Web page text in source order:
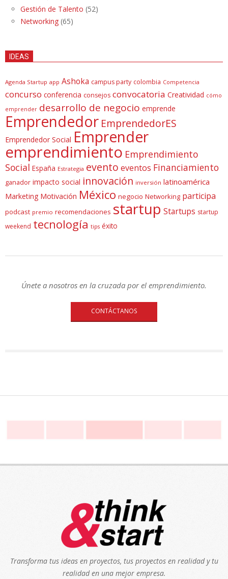
Gestión de Talento (52)
Networking (65)
IDEAS
Agenda Startup app Ashoka campus party colombia Competencia
concurso conferencia consejos convocatoria Creatividad cómo
emprender desarrollo de negocio emprende
Emprendedor EmprendedorES
Emprendedor Social Emprender
emprendimiento Emprendimiento
Social España Estrategia evento eventos Financiamiento
ganador impacto social innovación inversión latinoamérica
Marketing Motivación México negocio Networking participa
podcast premio recomendaciones startup Startups startup
weekend tecnología tips éxito
Únete a nosotros en la cruzada por el emprendimiento.
CONTÁCTANOS
Transforma tus ideas en proyectos, tus proyectos en realidad y tu
realidad en una mejor empresa.